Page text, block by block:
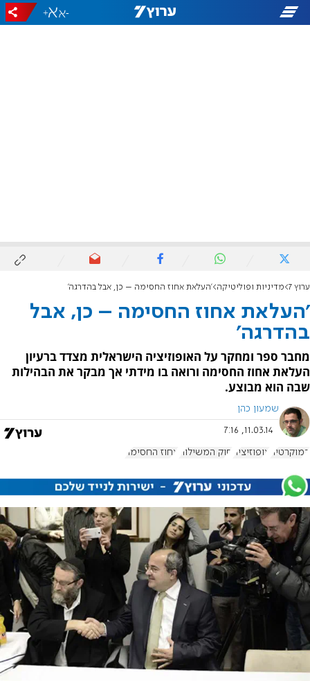
-
+
ערוץ 7 מדיניות ופוליטיקה 'העלאת אחוז החסימה – כן, אבל בהדרגה'
'העלאת אחוז החסימה – כן, אבל
בהדרגה'
מחבר ספר ומחקר על האופוזיציה הישראלית מצדד ברעיון
העלאת אחוז החסימה ורואה בו מידתי אך מבקר את הבהילות
שבה הוא מבוצע.
שמעון כהן
11.03.14, 7:16
דמוקרטיה אופוזיציה חוק המשילות אחוז החסימה